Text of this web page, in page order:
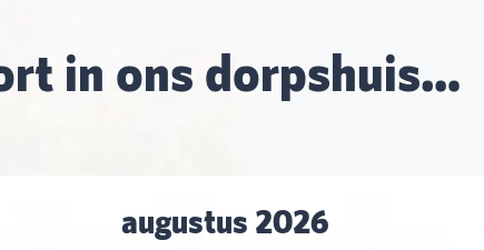
in ons dorpshuis…
augustus 2026